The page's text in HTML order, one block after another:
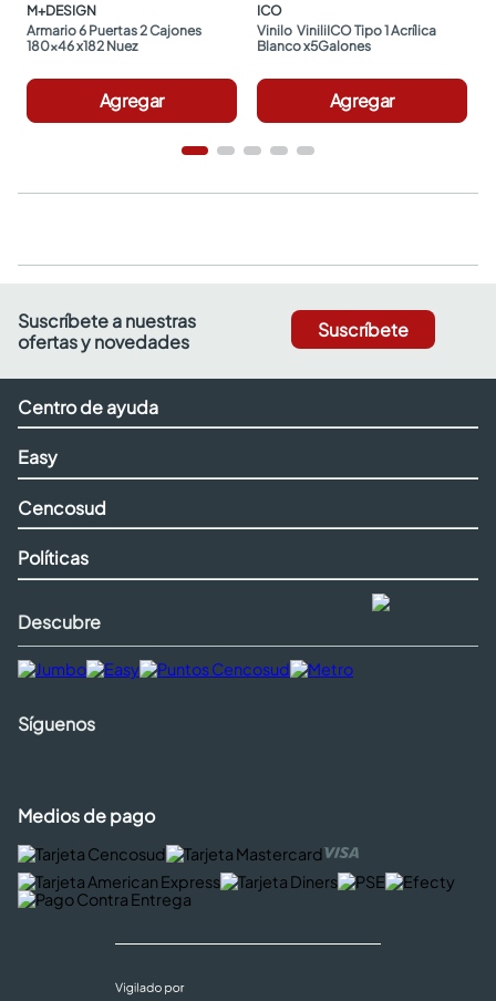
M+DESIGN
Armario 6 Puertas 2 Cajones
180x46 x182 Nuez
Agregar
ICO
Vinilo  ViniliICO Tipo 1 Acrílica
Blanco x5Galones
Agregar
Suscríbete a nuestras
ofertas y novedades
Suscríbete
Centro de ayuda
Easy
Cencosud
Políticas
Descubre
Síguenos
Medios de pago